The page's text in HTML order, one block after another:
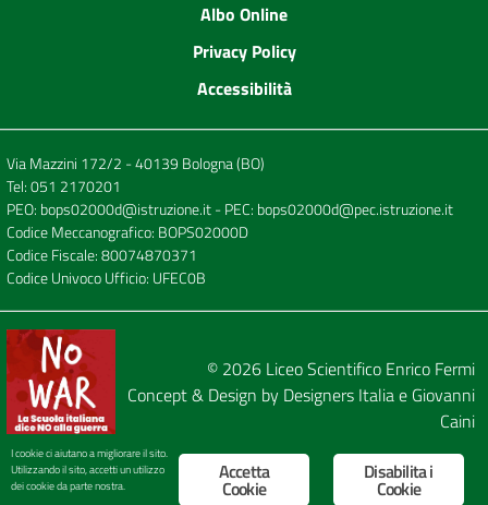
Albo Online
Privacy Policy
Accessibilità
Via Mazzini 172/2 - 40139 Bologna (BO)
Tel:051 2170201
PEO: bops02000d@istruzione.it- PEC: bops02000d@pec.istruzione.it
Codice Meccanografico: BOPS02000D
Codice Fiscale: 80074870371
Codice Univoco Ufficio: UFEC0B
© 2026 Liceo Scientifico Enrico Fermi
Concept & Design by Designers Italiae Giovanni
Caini
Disabilita i
Cookie
Accetta
Cookie
I cookie ci aiutano a migliorare il sito.
Utilizzando il sito, accetti un utilizzo
dei cookie da parte nostra.